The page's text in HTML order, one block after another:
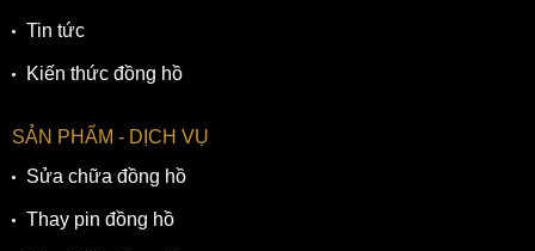
Tin tức
Kiến thức đồng hồ
SẢN PHẨM - DỊCH VỤ
Sửa chữa đồng hồ
Thay pin đồng hồ